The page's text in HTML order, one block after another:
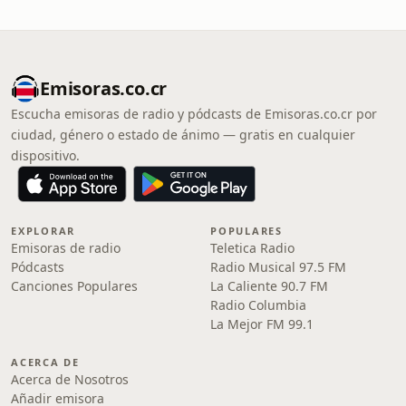
Emisoras.co.cr
Escucha emisoras de radio y pódcasts de Emisoras.co.cr por
ciudad, género o estado de ánimo — gratis en cualquier
dispositivo.
EXPLORAR
Emisoras de radio
Pódcasts
Canciones Populares
POPULARES
Teletica Radio
Radio Musical 97.5 FM
La Caliente 90.7 FM
Radio Columbia
La Mejor FM 99.1
ACERCA DE
Acerca de Nosotros
Añadir emisora